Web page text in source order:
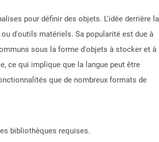
pour définir des objets. L'idée derrière la
d'outils matériels. Sa popularité est due à
sous la forme d'objets à stocker et à
ce qui implique que la langue peut être
que de nombreux formats de
bibliothèques requises.